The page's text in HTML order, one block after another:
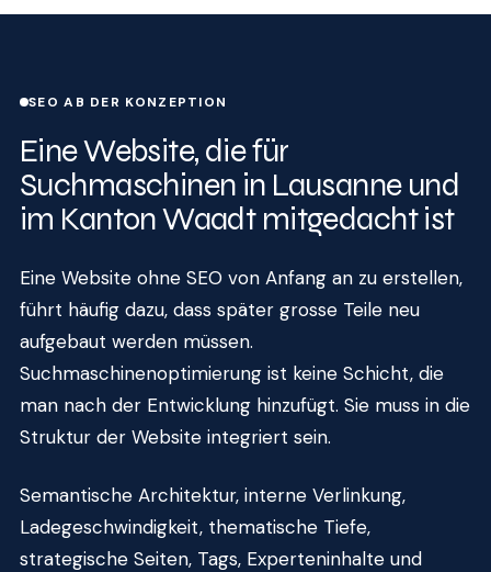
SEO AB DER KONZEPTION
Eine Website, die für
Suchmaschinen in Lausanne und
im Kanton Waadt mitgedacht ist
Eine Website ohne SEO von Anfang an zu erstellen,
führt häufig dazu, dass später grosse Teile neu
aufgebaut werden müssen.
Suchmaschinenoptimierung ist keine Schicht, die
man nach der Entwicklung hinzufügt. Sie muss in die
Struktur der Website integriert sein.
Semantische Architektur, interne Verlinkung,
Ladegeschwindigkeit, thematische Tiefe,
strategische Seiten, Tags, Experteninhalte und